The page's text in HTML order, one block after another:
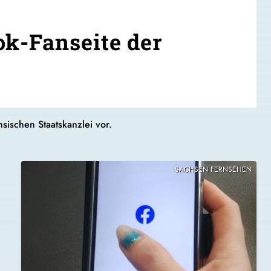
Fanseite der
Staatskanzlei vor.
SACHSEN FERNSEHEN